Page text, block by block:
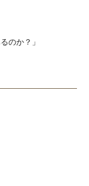
のか？」